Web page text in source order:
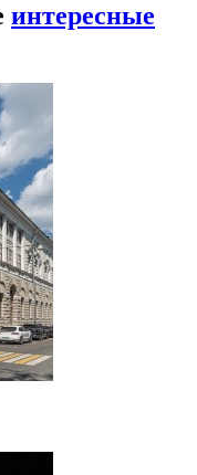
интересные